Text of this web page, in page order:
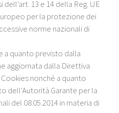
dell’art. 13 e 14 della Reg. UE
per la protezione dei
norme nazionali di
a quanto previsto dalla
aggiornata dalla Direttiva
nonché a quanto
dell’Autorità Garante per la
del 08.05.2014 in materia di